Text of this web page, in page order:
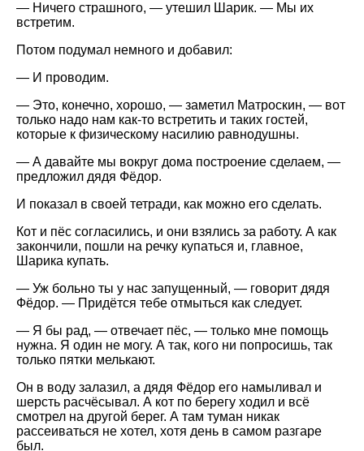
— Ничего страшного, — утешил Шарик. — Мы их
встретим.
Потом подумал немного и добавил:
— И проводим.
— Это, конечно, хорошо, — заметил Матроскин, — вот
только надо нам как-то встретить и таких гостей,
которые к физическому насилию равнодушны.
— А давайте мы вокруг дома построение сделаем, —
предложил дядя Фёдор.
И показал в своей тетради, как можно его сделать.
Кот и пёс согласились, и они взялись за работу. А как
закончили, пошли на речку купаться и, главное,
Шарика купать.
— Уж больно ты у нас запущенный, — говорит дядя
Фёдор. — Придётся тебе отмыться как следует.
— Я бы рад, — отвечает пёс, — только мне помощь
нужна. Я один не могу. А так, кого ни попросишь, так
только пятки мелькают.
Он в воду залазил, а дядя Фёдор его намыливал и
шерсть расчёсывал. А кот по берегу ходил и всё
смотрел на другой берег. А там туман никак
рассеиваться не хотел, хотя день в самом разгаре
был.